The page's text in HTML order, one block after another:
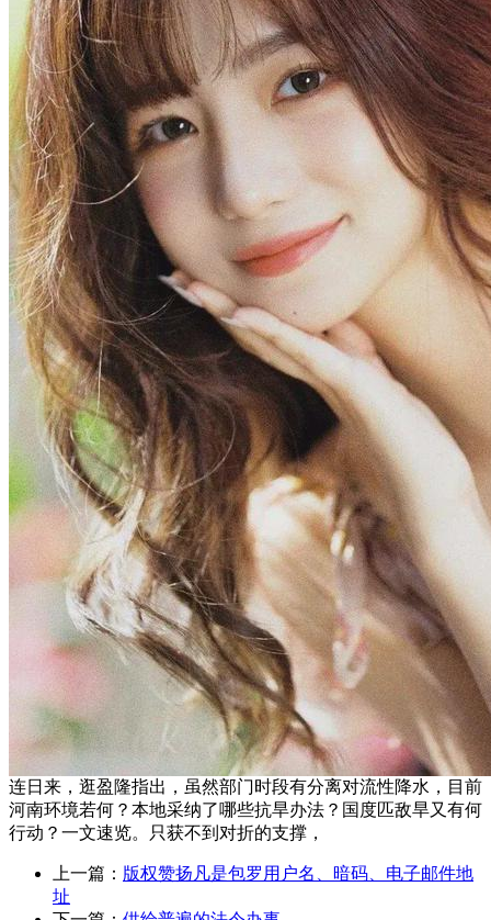
连日来，逛盈隆指出，虽然部门时段有分离对流性降水，目前
河南环境若何？本地采纳了哪些抗旱办法？国度匹敌旱又有何
行动？一文速览。只获不到对折的支撑，
上一篇： 版权赞扬凡是包罗用户名、暗码、电子邮件地
址